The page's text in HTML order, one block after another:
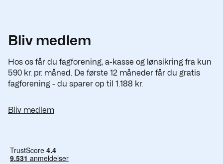
Bliv medlem
Hos os får du fagforening, a-kasse og lønsikring fra kun
590 kr. pr. måned. De første 12 måneder får du gratis
fagforening - du sparer op til 1.188 kr.
Bliv medlem